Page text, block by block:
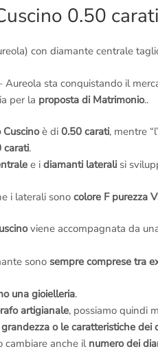
0.50
con diamante centrale
Aureola sta conquistando il
per la proposta di Matrimonio..
è di 0.50 carati, mentre
carati.
e i diamanti laterali si
i laterali sono colore F purezza
viene accompagnata da
sono sempre comprese tra
una gioielleria.
artigianale, possiamo quindi
grandezza o le caratteristiche dei
cambiare anche il numero dei